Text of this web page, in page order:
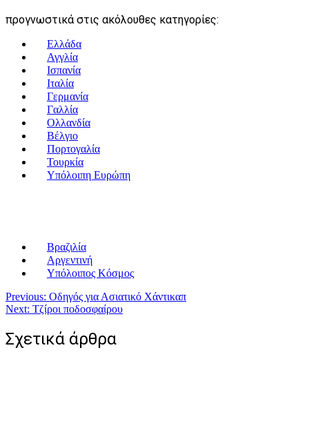
προγνωστικά στις ακόλουθες κατηγορίες:
Ελλάδα
Αγγλία
Ισπανία
Ιταλία
Γερμανία
Γαλλία
Ολλανδία
Βέλγιο
Πορτογαλία
Τουρκία
Υπόλοιπη Ευρώπη
Βραζιλία
Αργεντινή
Υπόλοιπος Κόσμος
Πλοήγηση
άρθρων
Previous: Οδηγός για Ασιατικό Χάντικαπ
Next: Τζίροι ποδοσφαίρου
Σχετικά άρθρα